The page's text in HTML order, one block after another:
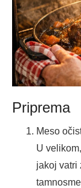
Priprema
Meso
U
jakoj vatri